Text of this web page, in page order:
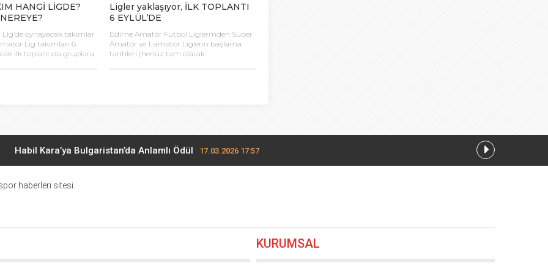
HANGİ LİGDE?
oynayacak takımlar
Lig takımları 6
ilk toplantıda gruplara
Ligler yaklaşıyor, İLK TOPLANTI
6 EYLÜL’DE
Edirne Amatör Futbol Ligleri’nden Süper
Amatör ve 1. amatör Liglerin başlama
tarihleri (henüz tam olarak
Habil Kara’ya Bulgaristan’da Anlamlı Ödül 17.03.2026 17:57
Midi Voleybolda finalistler belli oldu
haberleri sitesi.
KURUMSAL